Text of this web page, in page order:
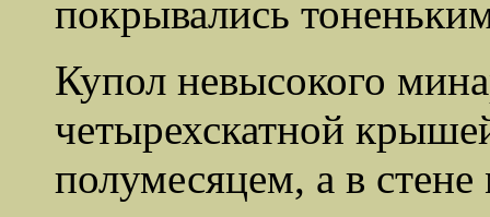
покрывались
Купол невысокого
четырехскатной
полумесяцем, а в